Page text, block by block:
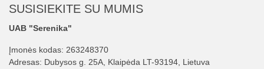
SUSISIEKITE SU MUMIS
UAB "Serenika"
Įmonės kodas: 263248370
Adresas: Dubysos g. 25A, Klaipėda LT-93194, Lietuva